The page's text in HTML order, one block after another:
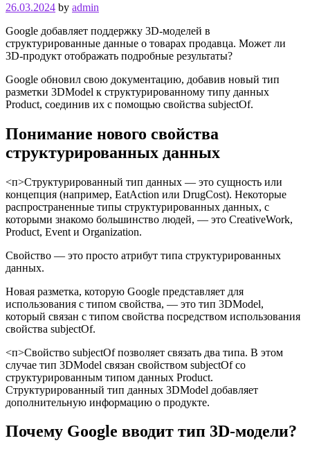
26.03.2024 by admin
Google добавляет поддержку 3D-моделей в
структурированные данные о товарах продавца. Может ли
3D-продукт отображать подробные результаты?
Google обновил свою документацию, добавив новый тип
разметки 3DModel к структурированному типу данных
Product, соединив их с помощью свойства subjectOf.
Понимание нового свойства
структурированных данных
<п>Структурированный тип данных — это сущность или
концепция (например, EatAction или DrugCost). Некоторые
распространенные типы структурированных данных, с
которыми знакомо большинство людей, — это CreativeWork,
Product, Event и Organization.
Свойство — это просто атрибут типа структурированных
данных.
Новая разметка, которую Google представляет для
использования с типом свойства, — это тип 3DModel,
который связан с типом свойства посредством использования
свойства subjectOf.
<п>Свойство subjectOf позволяет связать два типа. В этом
случае тип 3DModel связан свойством subjectOf со
структурированным типом данных Product.
Структурированный тип данных 3DModel добавляет
дополнительную информацию о продукте.
Почему Google вводит тип 3D-модели?